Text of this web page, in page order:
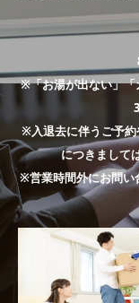
※「お湯が出ない」「
※入退去に伴うご予約
につきまして
※営業時間外にお問い